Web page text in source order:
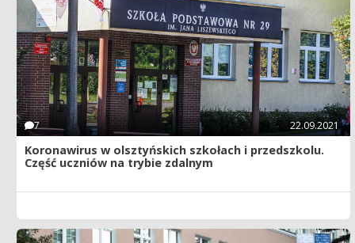
7 22.09.2021
Koronawirus w olsztyńskich szkołach i przedszkolu.
Część uczniów na trybie zdalnym